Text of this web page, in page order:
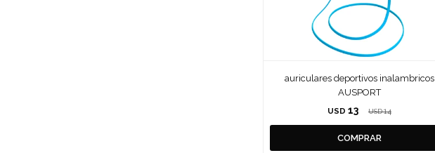
auriculares deportivos inalambricos
AUSPORT
USD 13 USD 14